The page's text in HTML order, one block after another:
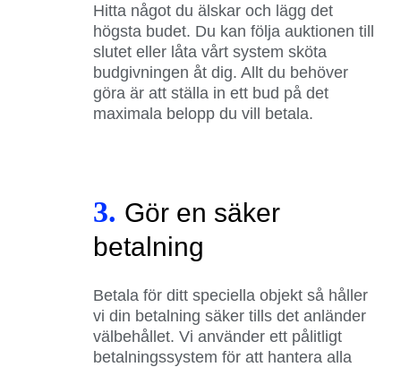
Hitta något du älskar och lägg det
högsta budet. Du kan följa auktionen till
slutet eller låta vårt system sköta
budgivningen åt dig. Allt du behöver
göra är att ställa in ett bud på det
maximala belopp du vill betala.
3. Gör en säker
betalning
Betala för ditt speciella objekt så håller
vi din betalning säker tills det anländer
välbehållet. Vi använder ett pålitligt
betalningssystem för att hantera alla